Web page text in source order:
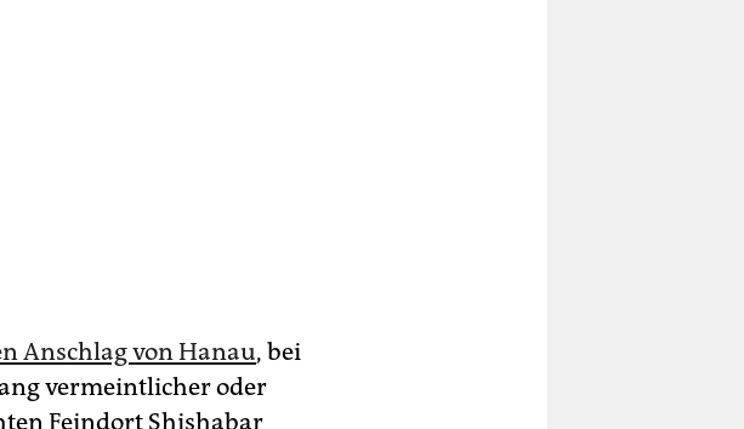
Anschlag von Hanau, bei
vermeintlicher oder
Feindort Shishabar